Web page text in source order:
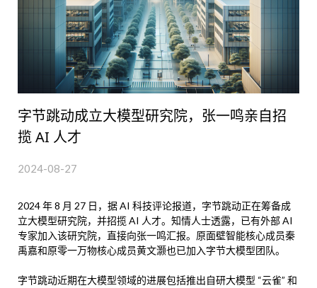
字节跳动成立大模型研究院，张一鸣亲自招
揽 AI 人才
2024-08-27
2024 年 8 月 27 日，据 AI 科技评论报道，字节跳动正在筹备成
立大模型研究院，并招揽 AI 人才。知情人士透露，已有外部 AI
专家加入该研究院，直接向张一鸣汇报。原面壁智能核心成员秦
禹嘉和原零一万物核心成员黄文灏也已加入字节大模型团队。
字节跳动近期在大模型领域的进展包括推出自研大模型 “云雀” 和